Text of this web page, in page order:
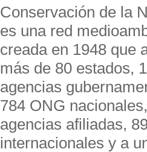
Conservación de la
es una red
creada en 1948 que
más de 80 estados,
agencias
784 ONG
agencias afiliadas,
internacionales y a